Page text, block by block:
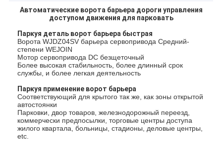
Автоматические ворота барьера дороги управления
доступом движения для парковать
Паркуя деталь ворот барьера быстрая
Ворота WJDZ04SV барьера сервопривода Средний-
степени WEJOIN
Мотор сервопривода DC безщеточный
Более высокая стабильность, более длинный срок
службы, и более легкая деятельность
Паркуя применение ворот барьера
Соответствующий для крытого так же, как зоны открытой
автостоянки
Парковки, двор товаров, железнодорожный переезд,
коммерчески предпосылки, торговые центры доступа
жилого квартала, больницы, стадионы, деловые центры,
etc.